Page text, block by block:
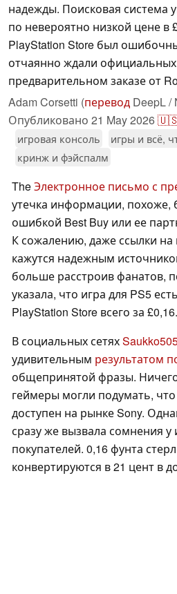
надежды. Поисковая система
по невероятно низкой цене в
PlayStation Store был
отчаянно ждали
предварительном заказе от
Adam Corsetti (перевод DeepL /
Опубликовано 21 May 2026
игровая консоль игры и всё,
кринж и фэйспалм
TheЭлектронное письмо с
утечка информации, похоже,
ошибкой Best Buy или ее
К сожалению, даже ссылки на
кажутся надежным
больше расстроив фанатов,
указала, что игра для PS5
PlayStation Store всего за £0,16.
В социальных сетях
удивительным результатом
общепринятой фразы.
геймеры могли подумать, что
доступен на рынке Sony.
сразу же вызвала сомнения
покупателей. 0,16 фунта
конвертируются в 21 цент в